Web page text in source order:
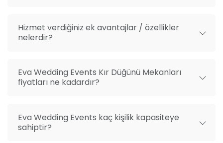
Hizmet verdiğiniz ek avantajlar / özellikler
nelerdir?
Eva Wedding Events Kır Düğünü Mekanları
fiyatları ne kadardır?
Eva Wedding Events kaç kişilik kapasiteye
sahiptir?